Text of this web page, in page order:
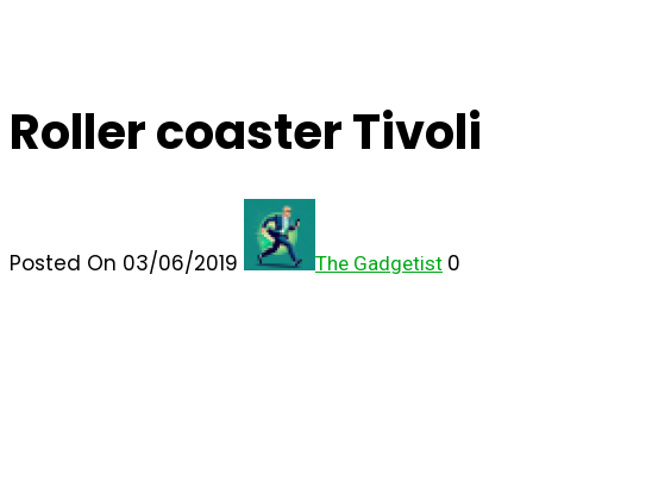
Roller coaster Tivoli
Posted On 03/06/2019 The Gadgetist 0